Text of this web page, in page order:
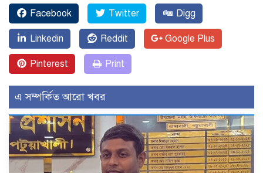
Facebook Twitter Digg
Linkedin Reddit Google Plus
Pinterest Print
এ সম্পর্কিত আরো খবর